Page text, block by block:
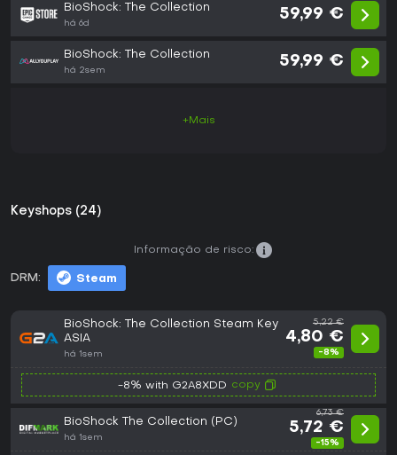
BioShock: The Collection
há 6d
59,99 €
BioShock: The Collection
há 2sem
59,99 €
+Mais
Keyshops (24)
DRM: Steam
Informação de risco:
BioShock: The Collection Steam Key
ASIA
há 1sem
5,22 €
4,80 €
-8%
-8% with G2A8XDD copy
BioShock The Collection (PC)
há 1sem
6,73 €
5,72 €
-15%